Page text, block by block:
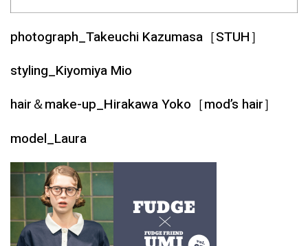
photograph_Takeuchi Kazumasa［STUH］
styling_Kiyomiya Mio
hair＆make-up_Hirakawa Yoko［mod’s hair］
model_Laura